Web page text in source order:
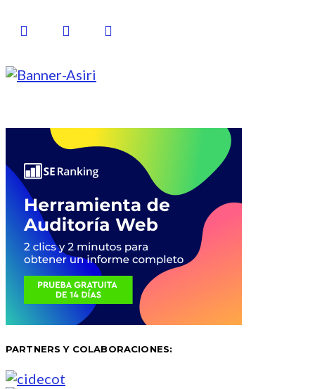
PARTNERS Y COLABORACIONES: